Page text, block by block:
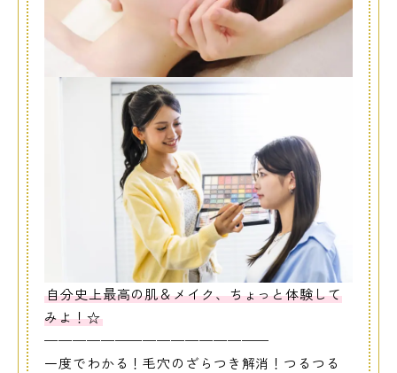
自分史上最高の肌＆メイク、ちょっと体験して
みよ！☆
————————————————
一度でわかる！毛穴のざらつき解消！つるつる